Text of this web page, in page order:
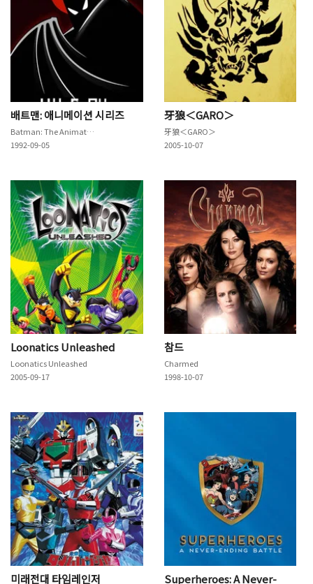
배트맨: 애니메이션 시리즈
Batman: The Animated Series
1992-09-05
牙狼＜GARO＞
牙狼＜GARO＞
2005-10-07
Loonatics Unleashed
Loonatics Unleashed
2005-09-17
참드
Charmed
1998-10-07
미래전대 타임레인저
Superheroes: A Never-